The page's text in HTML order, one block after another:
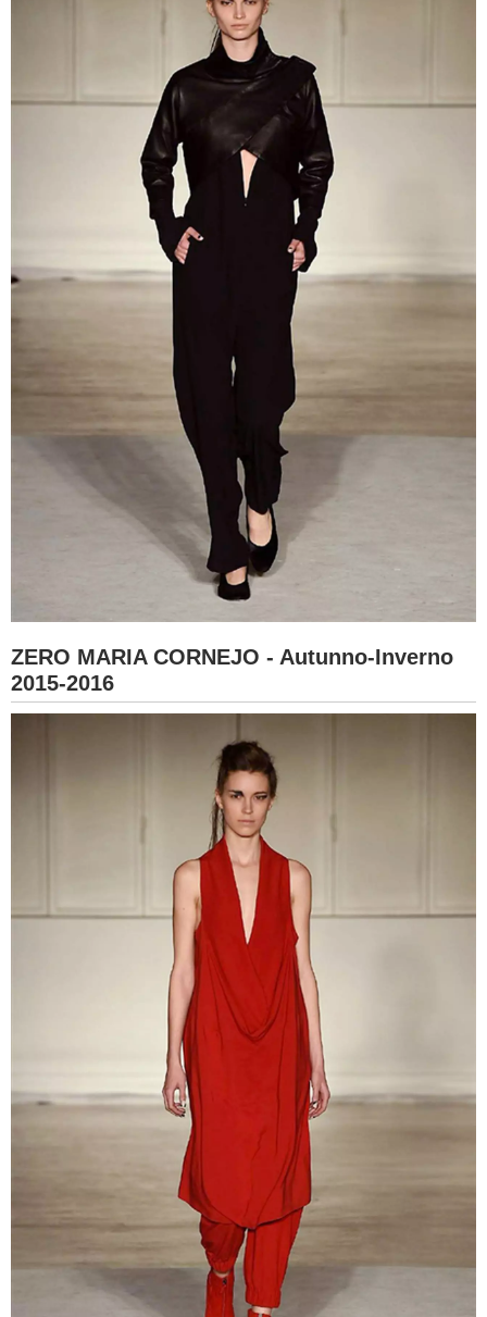
ZERO MARIA CORNEJO - Autunno-Inverno
2015-2016